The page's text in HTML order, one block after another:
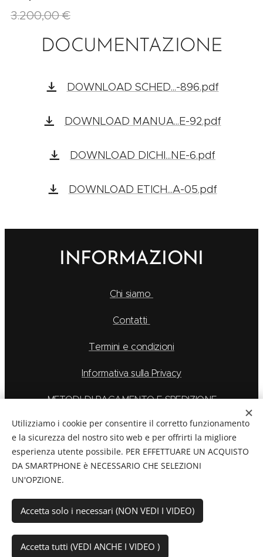
3.200,00€
Aggiungi al carrello
DOCUMENTAZIONE
DOWNLOAD SCHED...-896.pdf
DOWNLOAD MANUA...E-92.pdf
DOWNLOAD DICHI...NE-6.pdf
DOWNLOAD ETICH...A-05.pdf
INFORMAZIONI
Chi siamo
Contatti
Termini e condizioni
Informativa sulla Privacy
METODI DI PAGAMENTO E SPEDIZIONE
La Feu S.r.l. via Caduti Delle Alpi Apuane 6, Borgo San
Utilizziamo i cookie per consentire il corretto funzionamento
e la sicurezza del nostro sito web e per offrirti la migliore
esperienza utente possibile. PER EFFETTUARE UN ACQUISTO
DA SMARTPHONE è NECESSARIO CHE SELEZIONI
UN'OPZIONE.
Accetta solo i necessari (NON VEDI I VIDEO)
Accetta tutti (VEDI ANCHE I VIDEO )